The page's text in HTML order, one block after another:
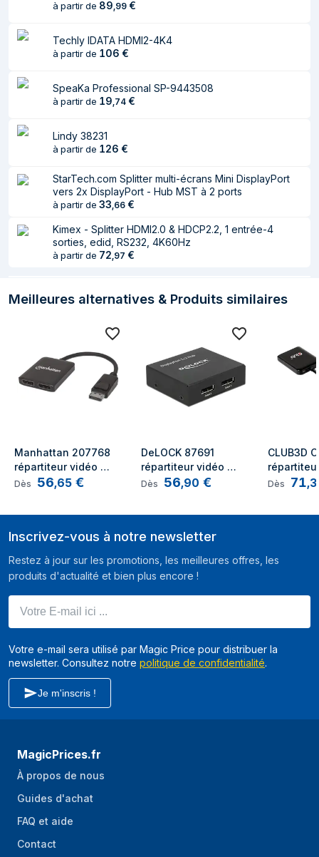
Courant d'entrée
Caractéristiques
Résolution
maximale
3840 x 2160 pixels
Couleur du produit
Voyants Énergie
à partir de 89,99 €
Techly IDATA HDMI2-4K4
à partir de 106 €
SpeaKa Professional SP-9443508
à partir de 19,74 €
Lindy 38231
à partir de 126 €
StarTech.com Splitter multi-écrans Mini DisplayPort
vers 2x DisplayPort - Hub MST à 2 ports
à partir de 33,66 €
Kimex - Splitter HDMI2.0 & HDCP2.2, 1 entrée-4
sorties, edid, RS232, 4K60Hz
à partir de 72,97 €
Meilleures alternatives & Produits similaires
Manhattan 207768
répartiteur vidéo
DisplayPort 2x
Dès 56,65 €
DeLOCK 87691
répartiteur vidéo
DisplayPort 2x
Dès 56,90 €
CLUB3D
Dès 71,
Inscrivez-vous à notre newsletter
Restez à jour sur les promotions, les meilleures offres, les
produits d'actualité et bien plus encore !
Votre e-mail sera utilisé par Magic Price pour distribuer la
newsletter. Consultez notre politique de confidentialité.
Je m'inscris !
MagicPrices.fr
À propos de nous
Guides d'achat
FAQ et aide
Contact